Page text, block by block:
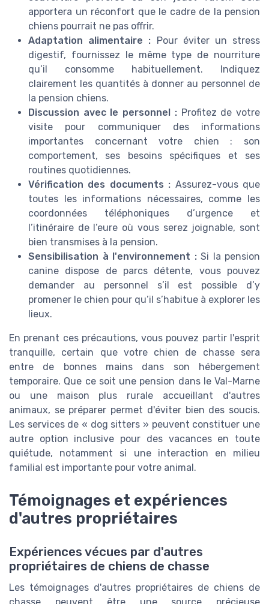
apportera un réconfort que le cadre de la pension
chiens pourrait ne pas offrir.
Adaptation alimentaire : Pour éviter un stress
digestif, fournissez le même type de nourriture
qu’il consomme habituellement. Indiquez
clairement les quantités à donner au personnel de
la pension chiens.
Discussion avec le personnel :Profitez de votre
visite pour communiquer des informations
importantes concernant votre chien : son
comportement, ses besoins spécifiques et ses
routines quotidiennes.
Vérification des documents : Assurez-vous que
toutes les informations nécessaires, comme les
coordonnées téléphoniques d’urgence et
l’itinéraire de l’eure où vous serez joignable, sont
bien transmises à la pension.
Sensibilisation à l'environnement :Si la pension
canine dispose de parcs détente, vous pouvez
demander au personnel s’il est possible d’y
promener le chien pour qu’il s’habitue à explorer les
lieux.
En prenant ces précautions, vous pouvez partir l'esprit
tranquille, certain que votre chien de chasse sera
entre de bonnes mains dans son hébergement
temporaire. Que ce soit une pension dans le Val-Marne
ou une maison plus rurale accueillant d'autres
animaux, se préparer permet d'éviter bien des soucis.
Les services de « dog sitters » peuvent constituer une
autre option inclusive pour des vacances en toute
quiétude, notamment si une interaction en milieu
familial est importante pour votre animal.
Témoignages et expériences
d'autres propriétaires
Expériences vécues par d'autres
propriétaires de chiens de chasse
Les témoignages d'autres propriétaires de chiens de
chasse peuvent être une source précieuse